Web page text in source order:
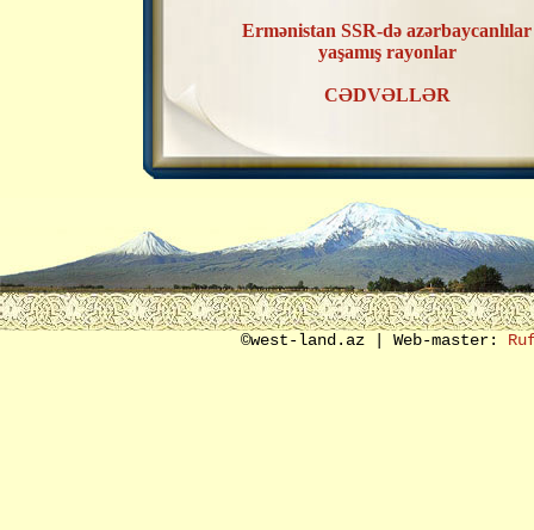
Ermənistan SSR-də azərbaycanlılar
yaşamış rayonlar
CƏDVƏLLƏR
ERMƏNİSTAN SSR
AZƏRBAYCANLILAR YAŞAMIŞ
KƏNDLƏRİN RAYONLAR
TƏSNİFATI
SON SÖZ ƏVƏZİ
©west-land.az | Web-master: